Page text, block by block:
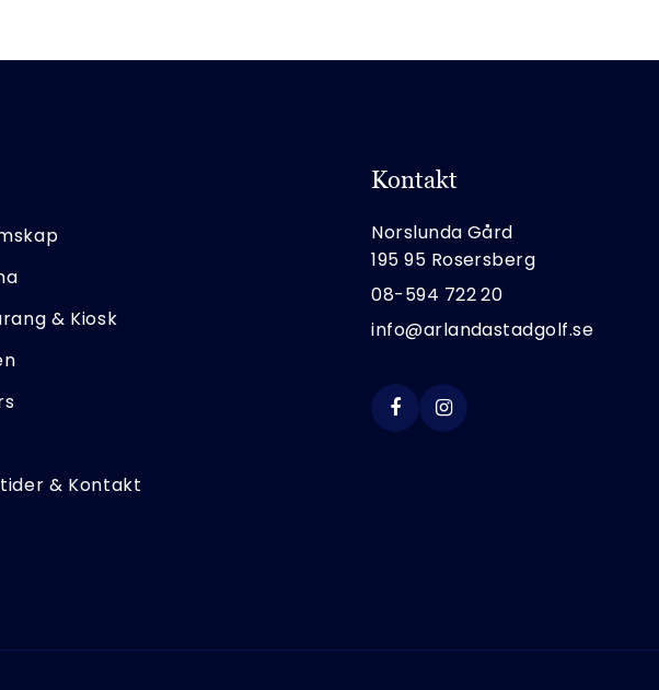
& Kiosk
& Kontakt
Kontakt
Norslunda Gård
195 95 Rosersberg
08-594 722 20
info@arlandastadgolf.se